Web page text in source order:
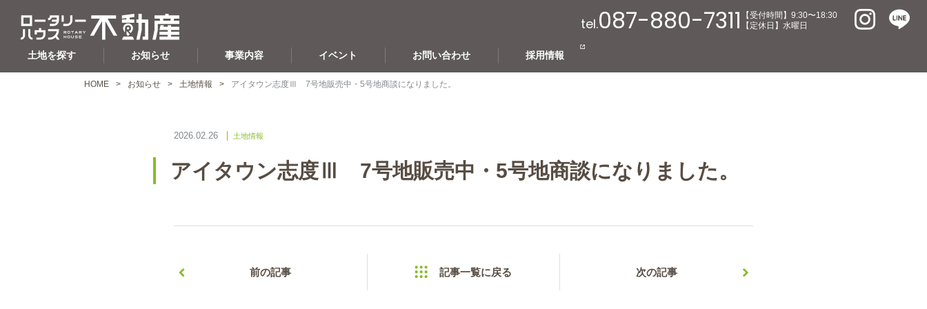
土地を探す お知らせ 事業内容 イベント お問い合わせ 採用情報
tel.087-880-7311
【受付時間】9:30〜18:30
【定休日】水曜日
HOME お知らせ 土地情報 アイタウン志度Ⅲ 7号地販売中・5号地商談になりました。
2026.02.26 土地情報
アイタウン志度Ⅲ 7号地販売中・5号地商談になりました。
前の記事 記事一覧に戻る 次の記事